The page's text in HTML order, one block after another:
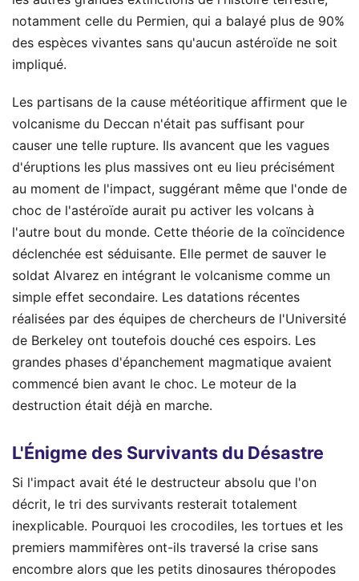
notamment celle du Permien, qui a balayé plus de 90%
des espèces vivantes sans qu'aucun astéroïde ne soit
impliqué.
Les partisans de la cause météoritique affirment que le
volcanisme du Deccan n'était pas suffisant pour
causer une telle rupture. Ils avancent que les vagues
d'éruptions les plus massives ont eu lieu précisément
au moment de l'impact, suggérant même que l'onde de
choc de l'astéroïde aurait pu activer les volcans à
l'autre bout du monde. Cette théorie de la coïncidence
déclenchée est séduisante. Elle permet de sauver le
soldat Alvarez en intégrant le volcanisme comme un
simple effet secondaire. Les datations récentes
réalisées par des équipes de chercheurs de l'Université
de Berkeley ont toutefois douché ces espoirs. Les
grandes phases d'épanchement magmatique avaient
commencé bien avant le choc. Le moteur de la
destruction était déjà en marche.
L'Énigme des Survivants du Désastre
Si l'impact avait été le destructeur absolu que l'on
décrit, le tri des survivants resterait totalement
inexplicable. Pourquoi les crocodiles, les tortues et les
premiers mammifères ont-ils traversé la crise sans
encombre alors que les petits dinosaures théropodes